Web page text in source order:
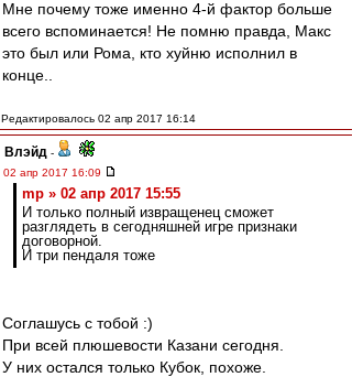
Мне почему тоже именно 4-й фактор больше
всего вспоминается! Не помню правда, Макс
это был или Рома, кто хуйню исполнил в
конце..
Редактировалось 02 апр 2017 16:14
Влэйд -
02 апр 2017 16:09
mp » 02 апр 2017 15:55
И только полный извращенец сможет
разглядеть в сегодняшней игре признаки
договорной.
И три пендаля тоже
Соглашусь с тобой :)
При всей плюшевости Казани сегодня.
У них остался только Кубок, похоже.